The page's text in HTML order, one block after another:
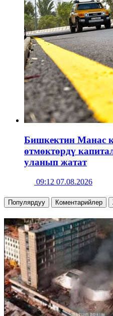
Бишкектин Манас
өтмөктөрдү
уланып жатат
09:12 07.08.2026
Популярдуу Коментарийлер